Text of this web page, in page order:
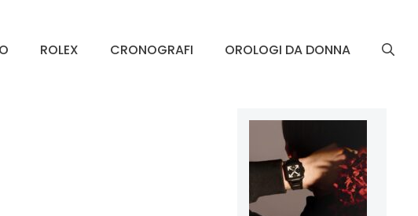
ROLEX CRONOGRAFI OROLOGI DA DONNA